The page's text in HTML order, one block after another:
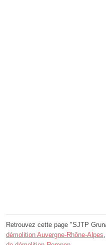
Retrouvez cette page "SJTP
démolition Auvergne-Rhône-Alpes,